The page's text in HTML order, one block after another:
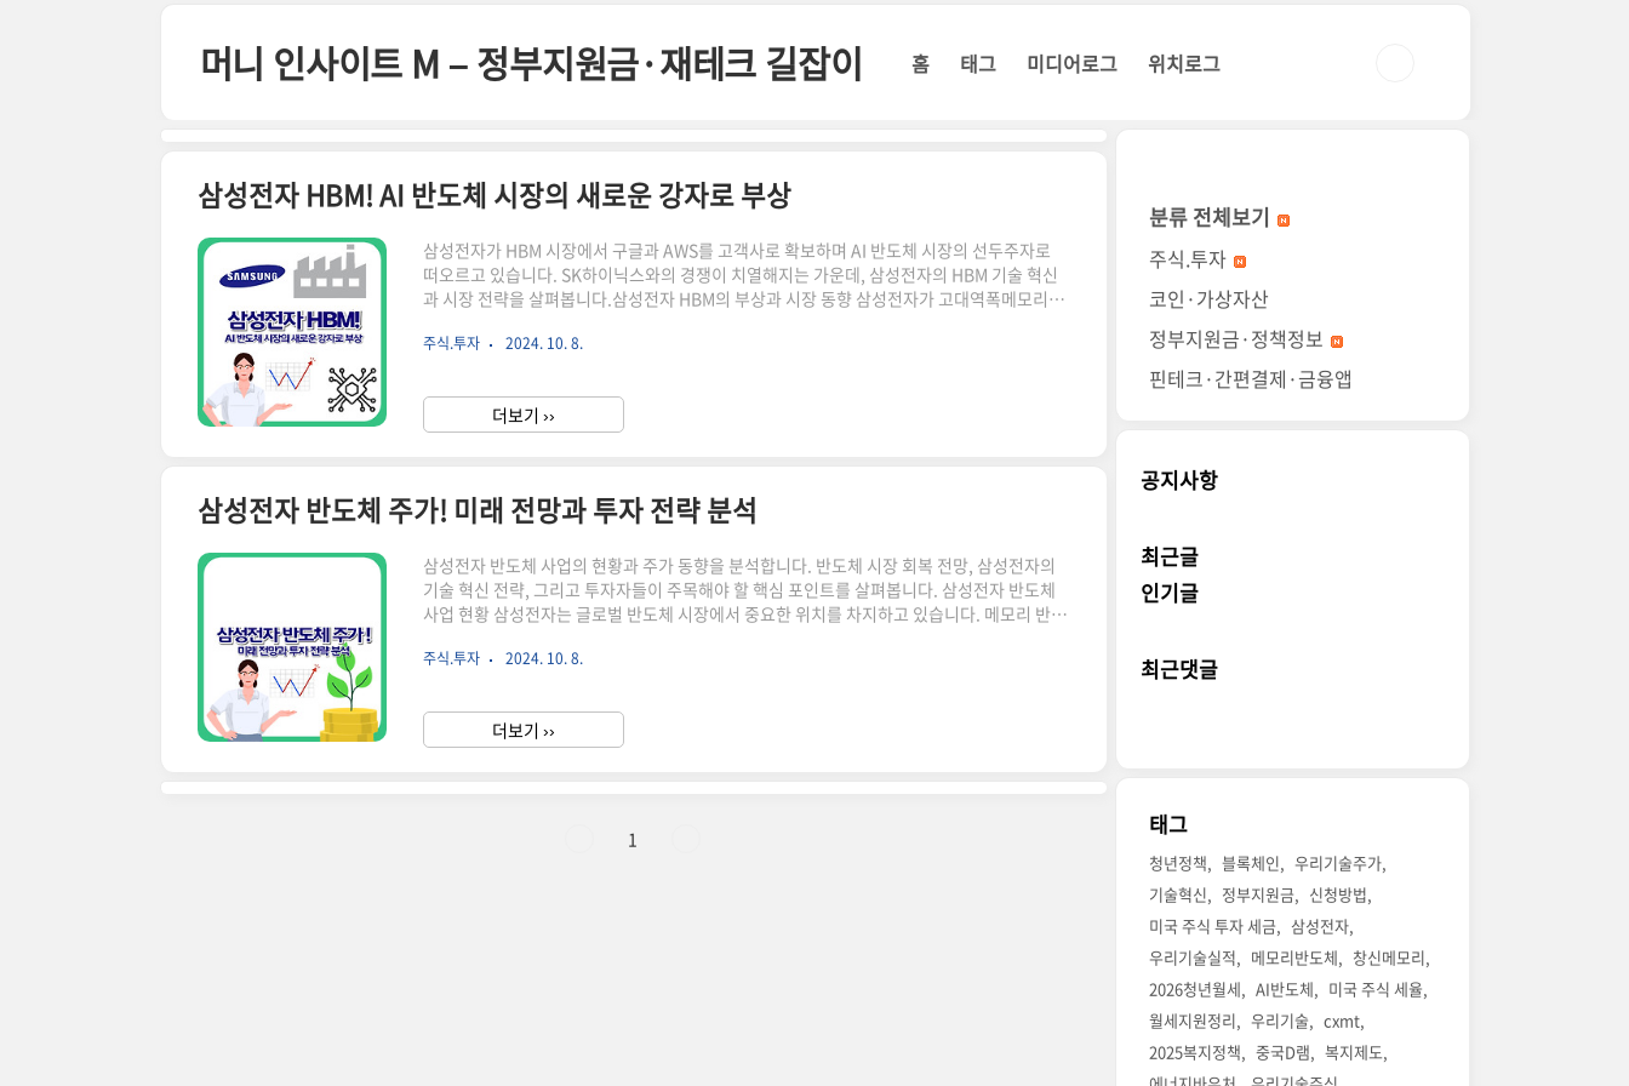
머니 인사이트 M – 정부지원금·재테크 길잡이 홈 태그 미디어로그 위치로그
삼성전자 HBM! AI 반도체 시장의 새로운 강자로 부상
삼성전자가 HBM 시장에서 구글과 AWS를 고객사로 확보하며 AI 반도체 시장의 선두주자로
떠오르고 있습니다. SK하이닉스와의 경쟁이 치열해지는 가운데, 삼성전자의 HBM 기술 혁신
과 시장 전략을 살펴봅니다.삼성전자 HBM의 부상과 시장 동향 삼성전자가 고대역폭메모리
사로 확보하면서 시장에서의 입지를 크게 강화했습니다. 이는 AI 반도체 시장에서 삼성전자의
하셔서 확인해 보세요! ※고대역폭메모리(HBM)란?!↑ 이 버튼을 클릭하시면 해당 페이지로
빠르게 이동합니다! ↑HBM 시장의 현재와 미래HBM은 인공지능(AI) 서비..
주식.투자 2024. 10. 8.
더보기 ››
삼성전자 반도체 주가! 미래 전망과 투자 전략 분석
삼성전자 반도체 사업의 현황과 주가 동향을 분석합니다. 반도체 시장 회복 전망, 삼성전자의
기술 혁신 전략, 그리고 투자자들이 주목해야 할 핵심 포인트를 살펴봅니다. 삼성전자 반도체
사업 현황 삼성전자는 글로벌 반도체 시장에서 중요한 위치를 차지하고 있습니다. 메모리 반도
반도체 부문삼성전자는 DRAM과 NAND 플래시 메모리 시장에서 강세를 보이고 있습니다. 특
DRAM 시장에서 삼성전자는 지속적인 기술 혁신을 통해 경쟁력을 유지하고 있습니다. 최신
EUV 공정 도입으로 생산성과 성능을 높이고 있습니다.NAND 플래시 전략V-NAN..
주식.투자 2024. 10. 8.
더보기 ››
1
분류 전체보기
주식.투자
코인·가상자산
정부지원금·정책정보
핀테크·간편결제·금융앱
공지사항
최근글
인기글
최근댓글
태그
청년정책 블록체인
우리기술주가
기술혁신
정부지원금
신청방법
미국 주식 투자 세금
삼성전자
우리기술실적
메모리반도체
창신메모리
2026청년월세
AI반도체
미국 주식 세율
월세지원정리
우리기술
cxmt
2025복지정책
중국D램
복지제도